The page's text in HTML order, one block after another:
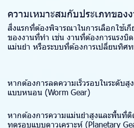
ความเหมาะสมกับประเภทของ
สิ่งแรกที่ต้องพิจารณาในการเลือกใช้เ
ของงานที่ทำ เช่น งานที่ต้องการแรงบิ
แม่นยำ หรือระบบที่ต้องการเปลี่ยนทิศ
หากต้องการลดความเร็วรอบในระดับสู
แบบหนอน (Worm Gear)
หากต้องการความแม่นยำสูงและพื้นที่ติ
ทดรอบแบบดาวเคราะห์ (Planetary